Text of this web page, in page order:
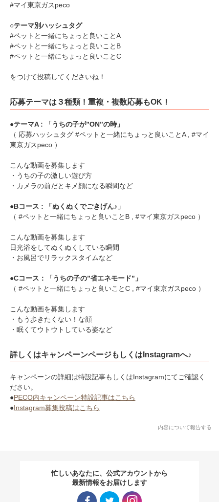
#マイ東京ガスpeco
○テーマ別ハッシュタグ
#ペットと一緒にちょっと良いことA
#ペットと一緒にちょっと良いことB
#ペットと一緒にちょっと良いことC
をつけて投稿してくださいね！
応募テーマは３種類！重複・複数応募もOK！
●テーマA : 「うちの子が”ON”の時」
（ 応募ハッシュタグ #ペットと一緒にちょっと良いことA , #マイ
東京ガスpeco ）
こんな動画を募集します
・うちの子の激しい遊び方
・カメラの前だとキメ顔になる瞬間など
●Bコース : 「ぬくぬくでごきげん♪」
（ #ペットと一緒にちょっと良いことB , #マイ東京ガスpeco ）
こんな動画を募集します
日光浴をしてぬくぬくしている瞬間
・お風呂でリラックスタイムなど
●Cコース：「うちの子の”省エネモード”」
（ #ペットと一緒にちょっと良いことC , #マイ東京ガスpeco ）
こんな動画を募集します
・もう歩きたくない！な顔
・眠くてウトウトしている姿など
詳しくはキャンペーンページもしくはInstagramへ♪
キャンペーンの詳細は特設記事もしくはInstagramにてご確認く
ださい。
●PECO内キャンペーン特設記事はこちら
●Instagram募集投稿はこちら
内容について報告する
忙しいあなたに、公式アカウントから
最新情報をお届けします
pecodogs
いぬ部をフォロー
ねこ部をフォロー
アプリをダウンロードする